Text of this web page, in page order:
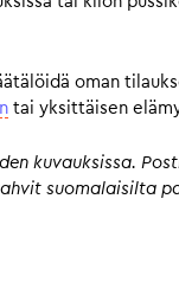
oman
tai yksittäisen
kuvauksissa.
suomalaisilta